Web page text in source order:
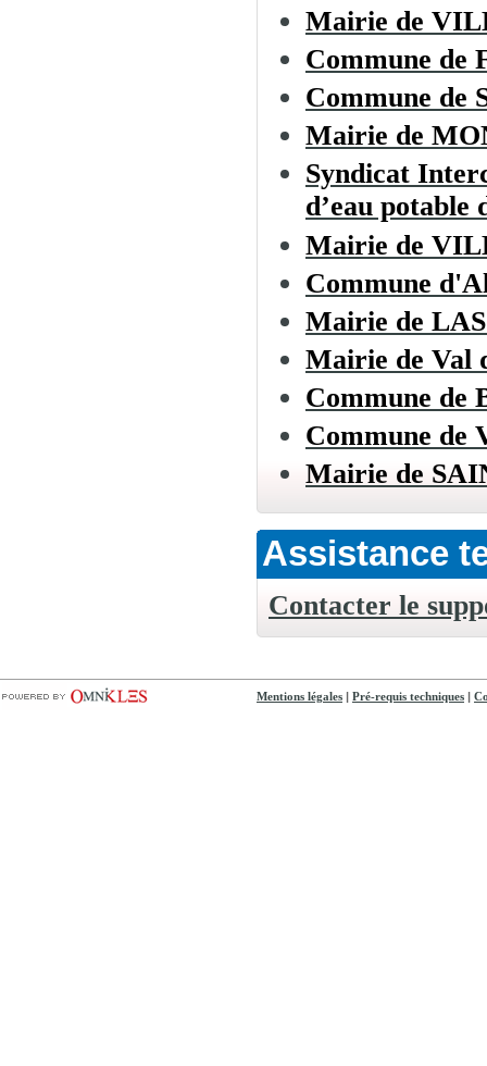
Mairie de
Commune de
Commune de
Mairie de
Syndicat
d’eau potable
Mairie de
Commune
Mairie de
Mairie de Val
Commune de
Commune de
Mairie de
Assistance
Contacter le
Mentions légales Pré-requis techniques